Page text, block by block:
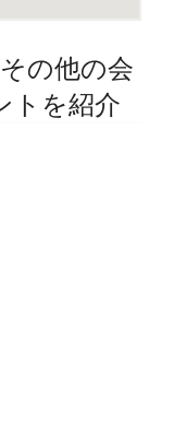
の他の会
トを紹介